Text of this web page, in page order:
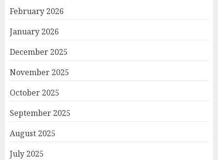
February 2026
January 2026
December 2025
November 2025
October 2025
September 2025
August 2025
July 2025